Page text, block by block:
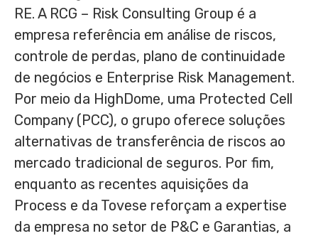
RE. A RCG – Risk Consulting Group é a
empresa referência em análise de riscos,
controle de perdas, plano de continuidade
de negócios e Enterprise Risk Management.
Por meio da HighDome, uma Protected Cell
Company (PCC), o grupo oferece soluções
alternativas de transferência de riscos ao
mercado tradicional de seguros. Por fim,
enquanto as recentes aquisições da
Process e da Tovese reforçam a expertise
da empresa no setor de P&C e Garantias, a